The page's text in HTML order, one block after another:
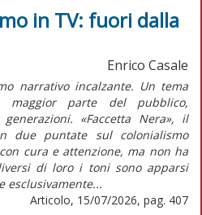
in TV: fuori dalla
Enrico Casale
narrativo incalzante. Un tema
maggior parte del pubblico,
«Faccetta Nera», il
due puntate sul colonialismo
cura e attenzione, ma non ha
di loro i toni sono apparsi
esclusivamente...
Articolo, 15/07/2026, pag. 407